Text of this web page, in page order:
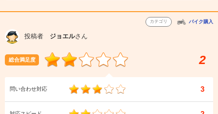
カテゴリ バイク購入
投稿者 ジョエルさん
総合満足度 2
問い合わせ対応 3